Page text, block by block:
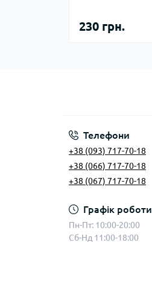
230 грн.
Телефони
+38 (093) 717-70-18
+38 (066) 717-70-18
+38 (067) 717-70-18
Графік роботи
Пн-Пт: 10:00-20:00
Сб-Нд 11:00-18:00